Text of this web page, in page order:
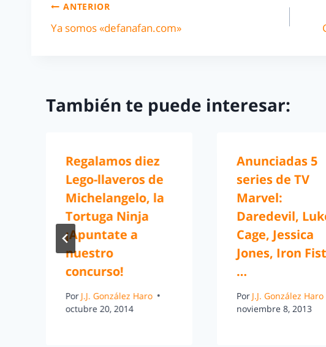
ANTERIOR
Ya somos «defanafan.com»
También te puede interesar:
Regalamos diez
Lego-llaveros de
Michelangelo, la
Tortuga Ninja
¡Apuntate a
nuestro
concurso!
PorJ.J. González Haro
octubre 20, 2014
Anunciadas 5
series de TV
Marvel:
Daredevil,
Cage, Jessica
Jones, Iron
…
Por J.J. González Haro
noviembre 8, 2013